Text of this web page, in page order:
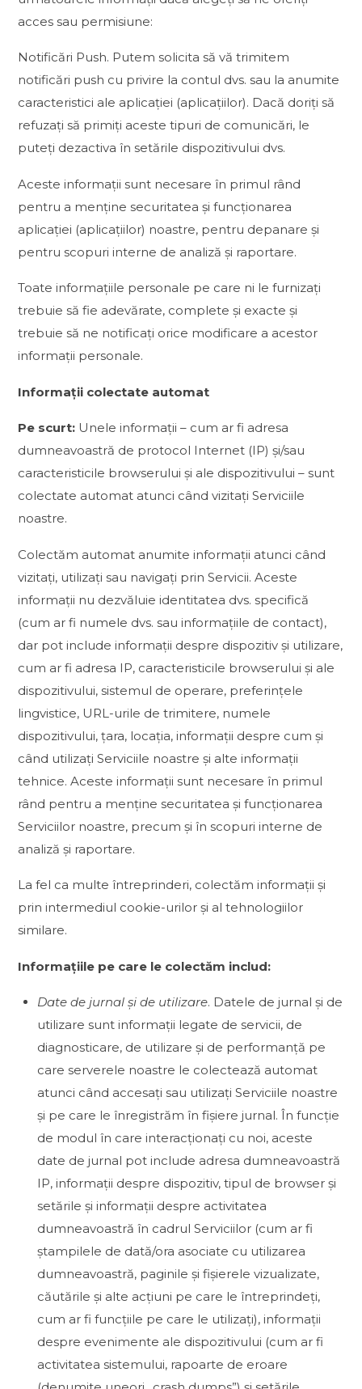
acces sau permisiune:
Notificări Push. Putem solicita să vă trimitem
notificări push cu privire la contul dvs. sau la anumite
caracteristici ale aplicației (aplicațiilor). Dacă doriți să
refuzați să primiți aceste tipuri de comunicări, le
puteți dezactiva în setările dispozitivului dvs.
Aceste informații sunt necesare în primul rând
pentru a menține securitatea și funcționarea
aplicației (aplicațiilor) noastre, pentru depanare și
pentru scopuri interne de analiză și raportare.
Toate informațiile personale pe care ni le furnizați
trebuie să fie adevărate, complete și exacte și
trebuie să ne notificați orice modificare a acestor
informații personale.
Informații colectate automat
Pe scurt: Unele informații – cum ar fi adresa
dumneavoastră de protocol Internet (IP) și/sau
caracteristicile browserului și ale dispozitivului – sunt
colectate automat atunci când vizitați Serviciile
noastre.
Colectăm automat anumite informații atunci când
vizitați, utilizați sau navigați prin Servicii. Aceste
informații nu dezvăluie identitatea dvs. specifică
(cum ar fi numele dvs. sau informațiile de contact),
dar pot include informații despre dispozitiv și utilizare,
cum ar fi adresa IP, caracteristicile browserului și ale
dispozitivului, sistemul de operare, preferințele
lingvistice, URL-urile de trimitere, numele
dispozitivului, țara, locația, informații despre cum și
când utilizați Serviciile noastre și alte informații
tehnice. Aceste informații sunt necesare în primul
rând pentru a menține securitatea și funcționarea
Serviciilor noastre, precum și în scopuri interne de
analiză și raportare.
La fel ca multe întreprinderi, colectăm informații și
prin intermediul cookie-urilor și al tehnologiilor
similare.
Informațiile pe care le colectăm includ:
Date de jurnal și de utilizare. Datele de jurnal și de
utilizare sunt informații legate de servicii, de
diagnosticare, de utilizare și de performanță pe
care serverele noastre le colectează automat
atunci când accesați sau utilizați Serviciile noastre
și pe care le înregistrăm în fișiere jurnal. În funcție
de modul în care interacționați cu noi, aceste
date de jurnal pot include adresa dumneavoastră
IP, informații despre dispozitiv, tipul de browser și
setările și informații despre activitatea
dumneavoastră în cadrul Serviciilor (cum ar fi
ștampilele de dată/ora asociate cu utilizarea
dumneavoastră, paginile și fișierele vizualizate,
căutările și alte acțiuni pe care le întreprindeți,
cum ar fi funcțiile pe care le utilizați), informații
despre evenimente ale dispozitivului (cum ar fi
activitatea sistemului, rapoarte de eroare